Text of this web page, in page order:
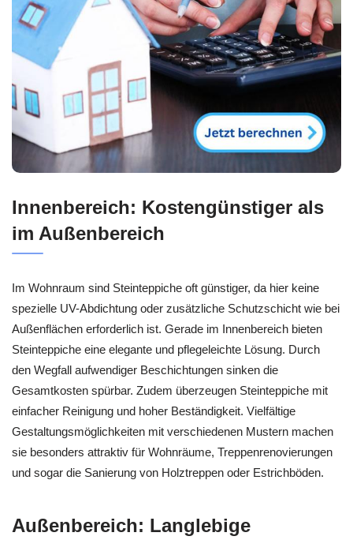
Innenbereich: Kostengünstiger als
im Außenbereich
Im Wohnraum sind Steinteppiche oft günstiger, da hier keine
spezielle UV-Abdichtung oder zusätzliche Schutzschicht wie bei
Außenflächen erforderlich ist. Gerade im Innenbereich bieten
Steinteppiche eine elegante und pflegeleichte Lösung. Durch
den Wegfall aufwendiger Beschichtungen sinken die
Gesamtkosten spürbar. Zudem überzeugen Steinteppiche mit
einfacher Reinigung und hoher Beständigkeit. Vielfältige
Gestaltungsmöglichkeiten mit verschiedenen Mustern machen
sie besonders attraktiv für Wohnräume, Treppenrenovierungen
und sogar die Sanierung von Holztreppen oder Estrichböden.
Außenbereich: Langlebige